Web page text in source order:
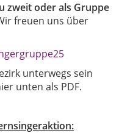
zweit oder als Gruppe
freuen uns über
unterwegs sein
unten als PDF.